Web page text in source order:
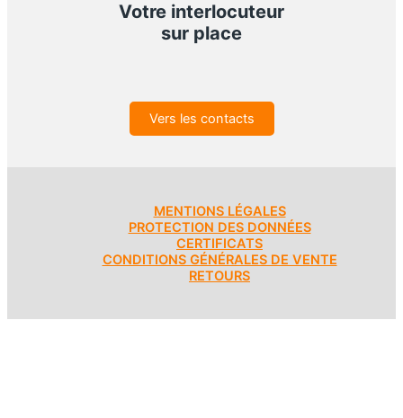
Votre interlocuteur
sur place
Vers les contacts
MENTIONS LÉGALES
PROTECTION DES DONNÉES
CERTIFICATS
CONDITIONS GÉNÉRALES DE VENTE
RETOURS